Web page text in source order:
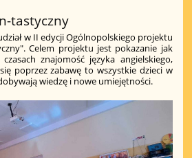
tastyczny
w II edycji Ogólnopolskiego projektu
Celem projektu jest pokazanie jak
znajomość języka angielskiego,
poprzez zabawę to wszystkie dzieci w
wiedzę i nowe umiejętności.